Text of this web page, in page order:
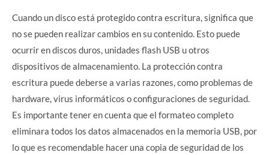
Cuando un disco está protegido contra escritura, significa que
no se pueden realizar cambios en su contenido. Esto puede
ocurrir en discos duros, unidades flash USB u otros
dispositivos de almacenamiento. La protección contra
escritura puede deberse a varias razones, como problemas de
hardware, virus informáticos o configuraciones de seguridad.
Es importante tener en cuenta que el formateo completo
eliminara todos los datos almacenados en la memoria USB, por
lo que es recomendable hacer una copia de seguridad de los